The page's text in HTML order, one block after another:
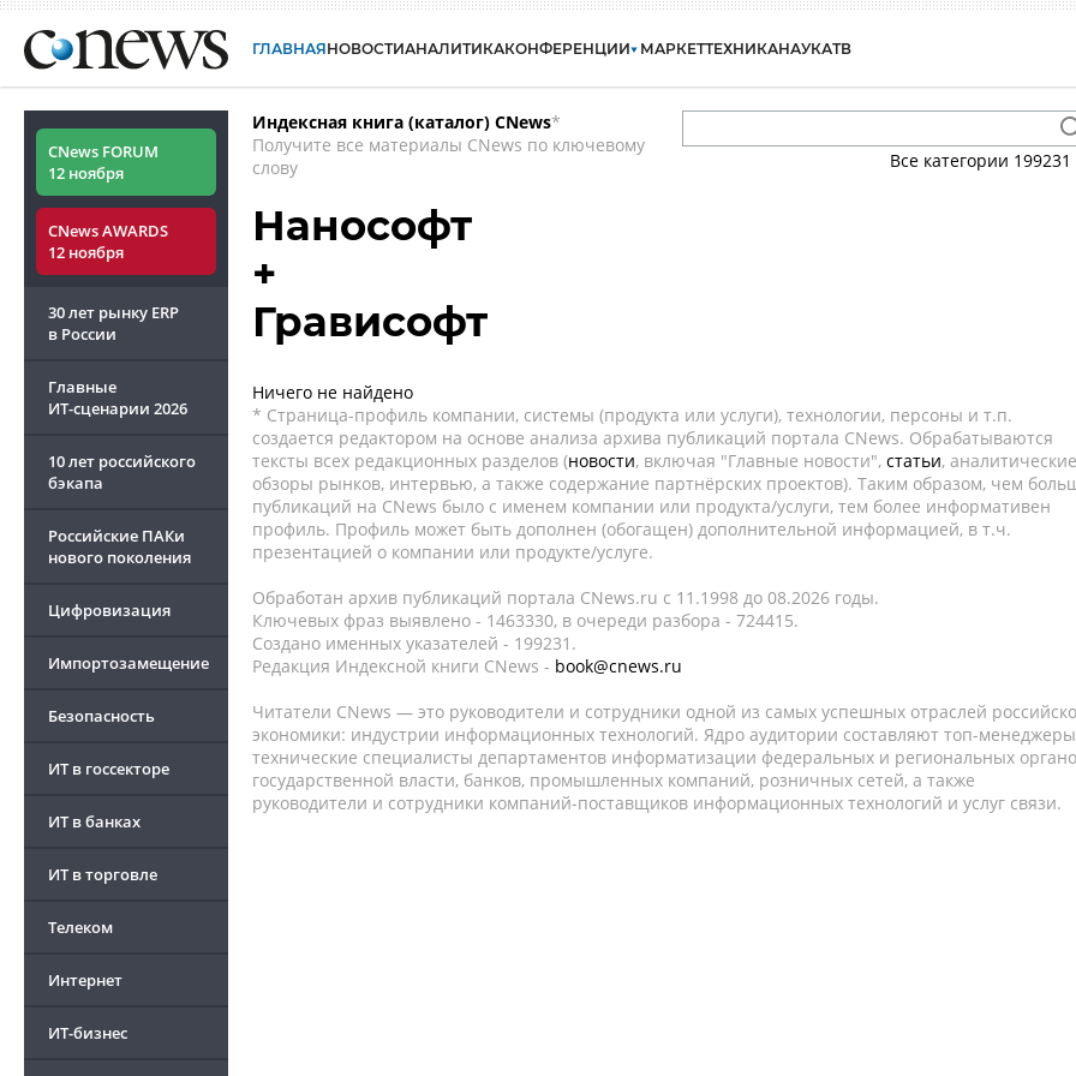
ГЛАВНАЯНОВОСТИАНАЛИТИКАКОНФЕРЕНЦИИ МАРКЕТТЕХНИКАНАУКАТВ
CNews FORUM
12 ноября
CNews AWARDS
12 ноября
30 лет рынку ERP
в России
Главные
ИТ-сценарии 2026
10 лет российского
бэкапа
Российские ПАКи
нового поколения
Цифровизация
Импортозамещение
Безопасность
ИТ в госсекторе
ИТ в банках
ИТ в торговле
Телеком
Интернет
ИТ-бизнес
Индексная книга (каталог) CNews*
Получите все материалы CNews по ключевому
слову
Все категории 199231
Нанософт
+
Грависофт
Ничего не найдено
* Страница-профиль компании, системы (продукта или услуги), технологии, персоны и т.п.
создается редактором на основе анализа архива публикаций портала CNews. Обрабатываются
тексты всех редакционных разделов (новости, включая "Главные новости", статьи, аналитические
обзоры рынков, интервью, а также содержание партнёрских проектов). Таким образом, чем
публикаций на CNews было с именем компании или продукта/услуги, тем более информативен
профиль. Профиль может быть дополнен (обогащен) дополнительной информацией, в т.ч.
презентацией о компании или продукте/услуге.
Обработан архив публикаций портала CNews.ru c 11.1998 до 08.2026 годы.
Ключевых фраз выявлено - 1463330, в очереди разбора - 724415.
Создано именных указателей - 199231.
Редакция Индексной книги CNews - book@cnews.ru
Читатели CNews — это руководители и сотрудники одной из самых успешных отраслей
экономики: индустрии информационных технологий. Ядро аудитории составляют топ-
технические специалисты департаментов информатизации федеральных и региональных
государственной власти, банков, промышленных компаний, розничных сетей, а также
руководители и сотрудники компаний-поставщиков информационных технологий и услуг связи.